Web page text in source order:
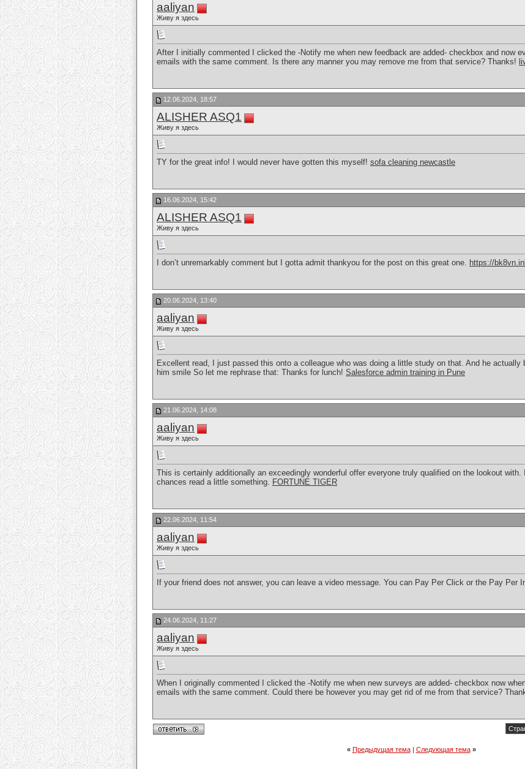
aaliyan
Живу я здесь
After I initially commented I clicked the -Notify me when new feedback are added- checkbox and now
emails with the same comment. Is there any manner you may remove me from that service? Thanks!
12.06.2024, 18:57
ALISHER ASQ1
Живу я здесь
TY for the great info! I would never have gotten this myself! sofa cleaning newcastle
16.06.2024, 15:42
ALISHER ASQ1
Живу я здесь
I don’t unremarkably comment but I gotta admit thankyou for the post on this great one. https://
20.06.2024, 13:40
aaliyan
Живу я здесь
Excellent read, I just passed this onto a colleague who was doing a little study on that. And he
him smile So let me rephrase that: Thanks for lunch! Salesforce admin training in Pune
21.06.2024, 14:08
aaliyan
Живу я здесь
This is certainly additionally an exceedingly wonderful offer everyone truly qualified on the lookout
chances read a little something. FORTUNE TIGER
22.06.2024, 11:54
aaliyan
Живу я здесь
If your friend does not answer, you can leave a video message. You can Pay Per Click or the Pay Per
24.06.2024, 11:27
aaliyan
Живу я здесь
When I originally commented I clicked the -Notify me when new surveys are added- checkbox now
emails with the same comment. Could there be however you may get rid of me from that service?
« Предыдущая тема| Следующая тема »